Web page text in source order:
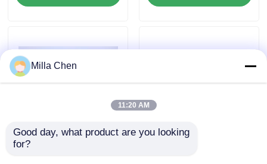
संपर्क करें
समाचार
मामलों
12core SC 1X8 स्प्लिटर
Milla Chen
11:20 AM
Good day, what product are you looking
for?